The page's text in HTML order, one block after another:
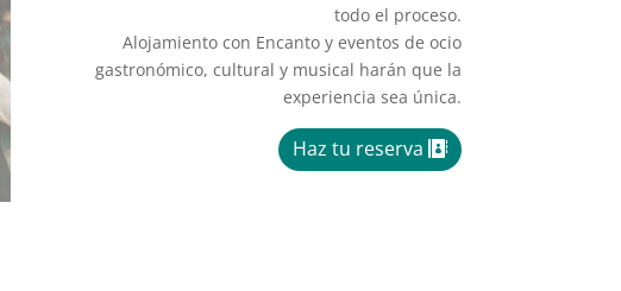
todo el proceso.
Alojamiento con Encanto y eventos de ocio
gastronómico, cultural y musical harán que la
experiencia sea única.
Haz tu reserva